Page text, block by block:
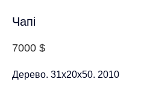
Чапі
7000 $
Дерево. 31х20х50. 2010